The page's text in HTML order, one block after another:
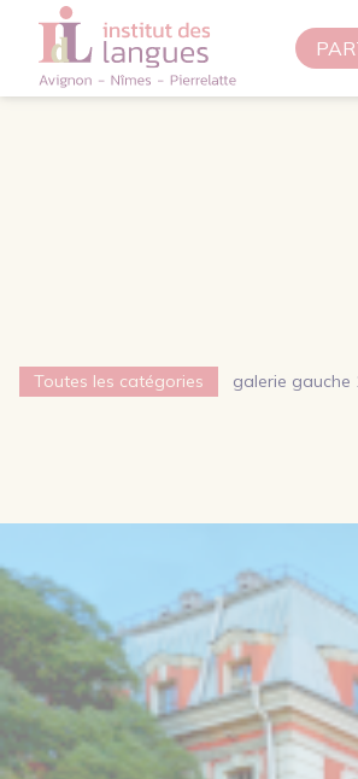
Toutes les catégories galerie gauche
Panneau de gestion des cookies